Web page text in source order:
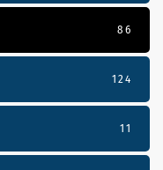
86
124
11